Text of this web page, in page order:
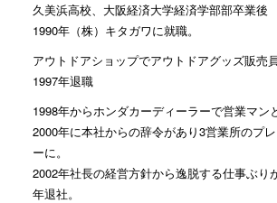
久美浜高校、大阪経済大学経済学部部卒業後
1990年（株）キタガワに就職。
アウトドアショップでアウトドアグッズ販売
1997年退職
1998年からホンダカーディーラーで営業マン
2000年に本社からの辞令があり3営業所のプ
ーに。
2002年社長の経営方針から逸脱する仕事ぶり
年退社。